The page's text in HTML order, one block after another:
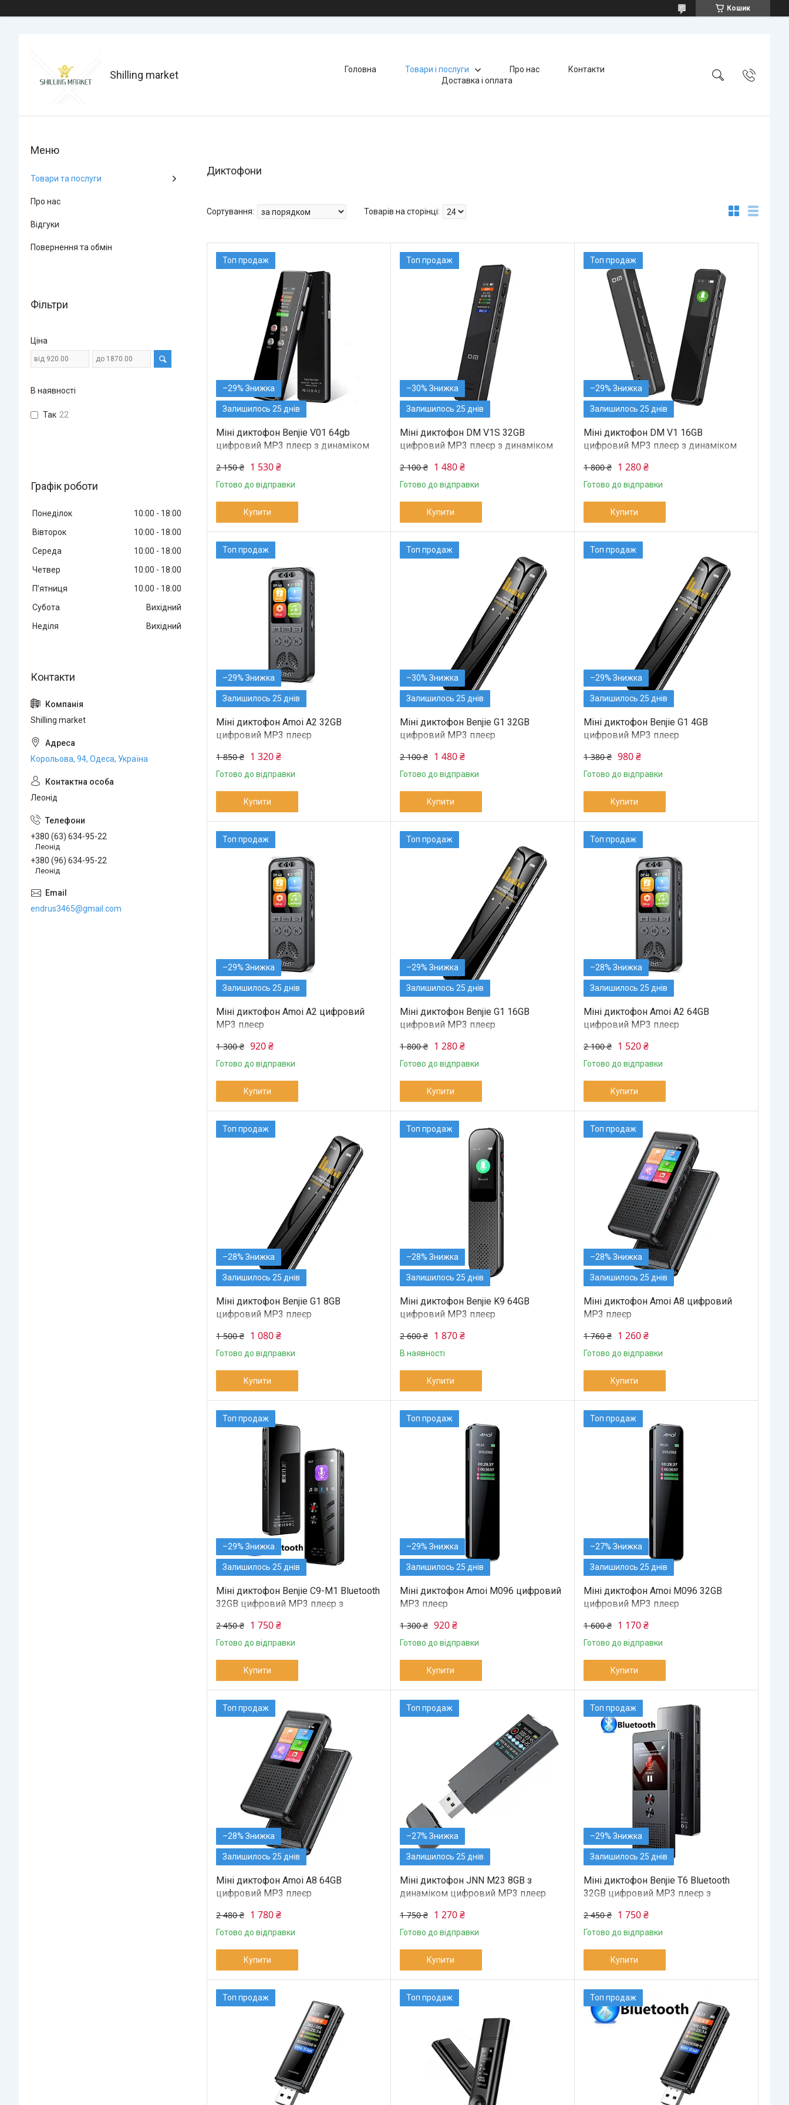
Кошик
Shilling market Головна Товари і послуги Про нас
Контакти
Доставка і оплата
Диктофони
Топ продаж
–29%
Залишилось 25 днів
Міні диктофон Benjie V01 64gb
цифровий MP3 плеєр з динаміком
2 150 ₴ 1 530 ₴
Готово до відправки
Купити
Топ продаж
–30%
Залишилось 25 днів
Міні диктофон DM V1S 32GB
цифровий MP3 плеєр з динаміком
2 100 ₴ 1 480 ₴
Готово до відправки
Купити
Топ продаж
–29%
Залишилось 25 днів
Міні диктофон DM V1 16GB
цифровий MP3 плеєр з динаміком
1 800 ₴ 1 280 ₴
Готово до відправки
Купити
Топ продаж
–29%
Залишилось 25 днів
Міні диктофон Amoi A2 32GB
цифровий MP3 плеєр
1 850 ₴ 1 320 ₴
Готово до відправки
Купити
Топ продаж
–30%
Залишилось 25 днів
Міні диктофон Benjie G1 32GB
цифровий MP3 плеєр
2 100 ₴ 1 480 ₴
Готово до відправки
Купити
Топ продаж
–29%
Залишилось 25 днів
Міні диктофон Benjie G1 4GB
цифровий MP3 плеєр
1 380 ₴ 980 ₴
Готово до відправки
Купити
Топ продаж
–29%
Залишилось 25 днів
Міні диктофон Amoi A2 цифровий
MP3 плеєр
1 300 ₴ 920 ₴
Готово до відправки
Купити
Топ продаж
–29%
Залишилось 25 днів
Міні диктофон Benjie G1 16GB
цифровий MP3 плеєр
1 800 ₴ 1 280 ₴
Готово до відправки
Купити
Топ продаж
–28%
Залишилось 25 днів
Міні диктофон Amoi A2 64GB
цифровий MP3 плеєр
2 100 ₴ 1 520 ₴
Готово до відправки
Купити
Топ продаж
–28%
Залишилось 25 днів
Міні диктофон Benjie G1 8GB
цифровий MP3 плеєр
1 500 ₴ 1 080 ₴
Готово до відправки
Купити
Топ продаж
–28%
Залишилось 25 днів
Міні диктофон Benjie K9 64GB
цифровий MP3 плеєр
2 600 ₴ 1 870 ₴
В наявності
Купити
Топ продаж
–28%
Залишилось 25 днів
Міні диктофон Amoi A8 цифровий
MP3 плеєр
1 760 ₴ 1 260 ₴
Готово до відправки
Купити
Топ продаж
–29%
Залишилось 25 днів
Міні диктофон Benjie C9-M1 Bluetooth
32GB цифровий MP3 плеєр з
2 450 ₴ 1 750 ₴
Готово до відправки
Купити
Топ продаж
–29%
Залишилось 25 днів
Міні диктофон Amoi M096 цифровий
MP3 плеєр
1 300 ₴ 920 ₴
Готово до відправки
Купити
Топ продаж
–27%
Залишилось 25 днів
Міні диктофон Amoi M096 32GB
цифровий MP3 плеєр
1 600 ₴ 1 170 ₴
Готово до відправки
Купити
Топ продаж
–28%
Залишилось 25 днів
Міні диктофон Amoi A8 64GB
цифровий MP3 плеєр
2 480 ₴ 1 780 ₴
Готово до відправки
Купити
Топ продаж
–27%
Залишилось 25 днів
Міні диктофон JNN M23 8GB з
динаміком цифровий MP3 плеєр
1 750 ₴ 1 270 ₴
Готово до відправки
Купити
Топ продаж
–29%
Залишилось 25 днів
Міні диктофон Benjie T6 Bluetooth
32GB цифровий MP3 плеєр з
2 450 ₴ 1 750 ₴
Готово до відправки
Купити
Топ продаж Топ продаж Топ продаж
Товари та послуги
Про нас
Відгуки
Повернення та обмін
Фільтри
Ціна
В наявності
Так 22
Графік роботи
Понеділок 10:00
18:00
Вівторок
10:00
18:00
Середа
10:00
18:00
Четвер
10:00
18:00
Пʼятниця
10:00
18:00
Субота
Вихідний
Неділя
Вихідний
Shilling market
Корольова, 94, Одеса, Україна
Леонід
+380 (63) 634-95-22
Леонід
+380 (96) 634-95-22
Леонід
endrus3465@gmail.com